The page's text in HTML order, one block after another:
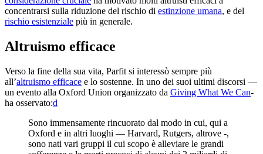
concentrarsi sulla riduzione del rischio di estinzione umana, e del
rischio esistenziale più in generale.
Altruismo efficace
Verso la fine della sua vita, Parfit si interessò sempre più
all’altruismo efficace e lo sostenne. In uno dei suoi ultimi discorsi —
un evento alla Oxford Union organizzato da Giving What We Can-
ha osservato:⁠d
Sono immensamente rincuorato dal modo in cui, qui a
Oxford e in altri luoghi — Harvard, Rutgers, altrove -,
sono nati vari gruppi il cui scopo è alleviare le grandi